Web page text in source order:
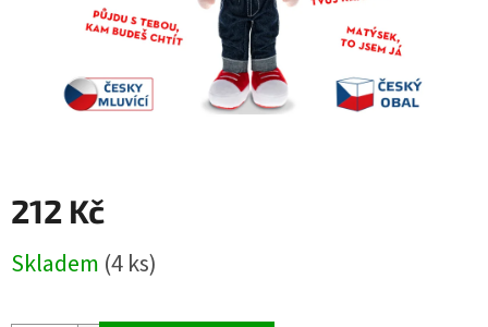
212 Kč
cena:
Skladem (4 ks)